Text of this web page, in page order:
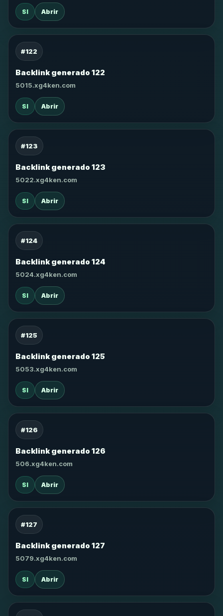
SI Abrir
#122
Backlink generado 122
5015.xg4ken.com
SI Abrir
#123
Backlink generado 123
5022.xg4ken.com
SI Abrir
#124
Backlink generado 124
5024.xg4ken.com
SI Abrir
#125
Backlink generado 125
5053.xg4ken.com
SI Abrir
#126
Backlink generado 126
506.xg4ken.com
SI Abrir
#127
Backlink generado 127
5079.xg4ken.com
SI Abrir